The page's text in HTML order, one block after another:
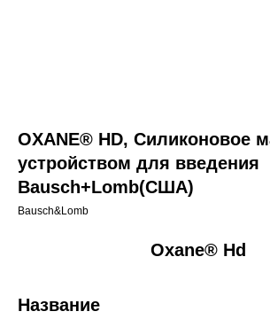
OXANE® HD, Силиконовое
устройством для введения
Bausch+Lomb(США)
Bausch&Lomb
Oxane® Hd
Название